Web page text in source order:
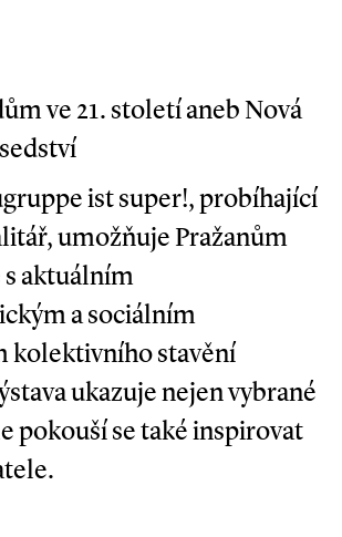
ve 21. století aneb Nová
ist super!, probíhající
umožňuje Pražanům
s aktuálním
a sociálním
kolektivního stavění
ukazuje nejen vybrané
pokouší se také inspirovat